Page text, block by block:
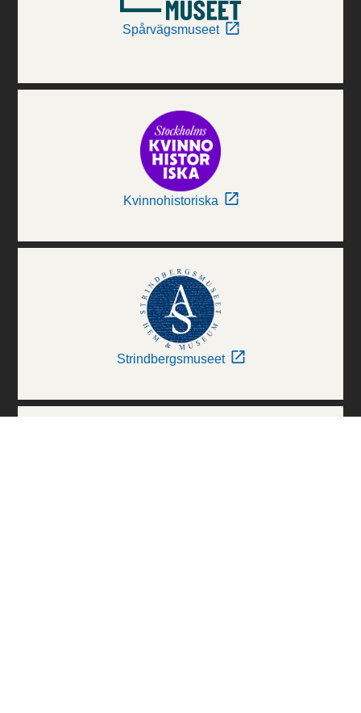
Spårvägsmuseet
Kvinnohistoriska
Strindbergsmuseet